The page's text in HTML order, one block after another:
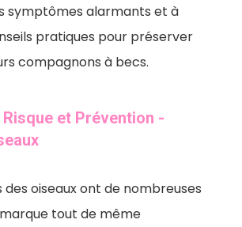
symptômes alarmants et à
pratiques pour préserver
compagnons à becs.
et Prévention -
des oiseaux ont de nombreuses
tout de même